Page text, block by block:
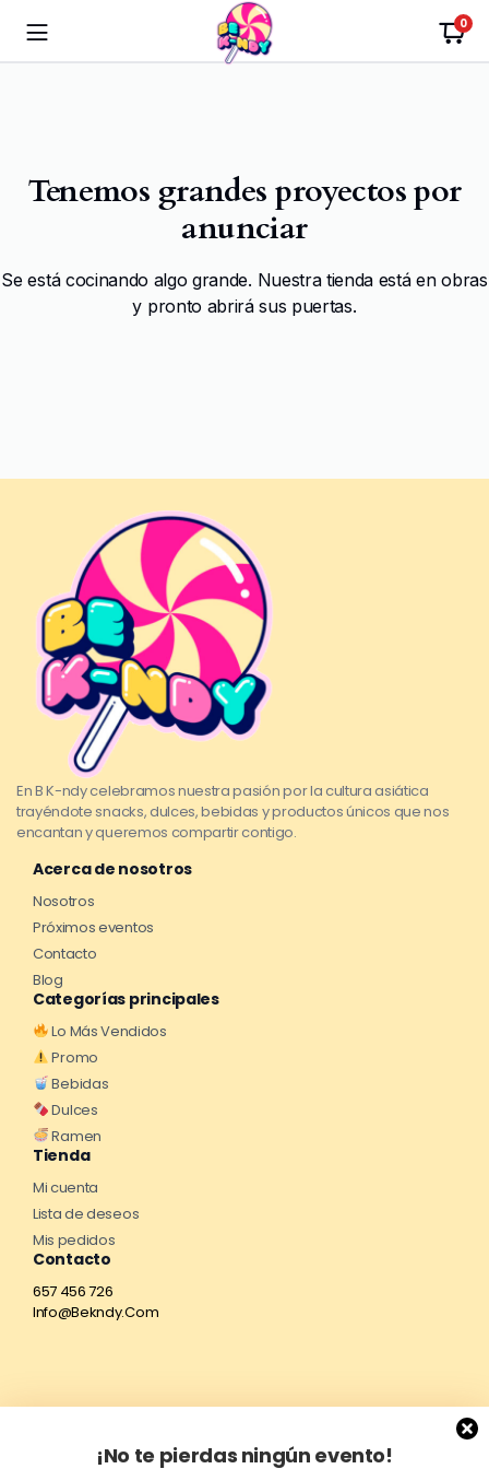
0
Tenemos grandes proyectos por
anunciar
Se está cocinando algo grande. Nuestra tienda está en obras
y pronto abrirá sus puertas.
En B K-ndy celebramos nuestra pasión por la cultura asiática
trayéndote snacks, dulces, bebidas y productos únicos que nos
encantan y queremos compartir contigo.
Acerca de nosotros
Nosotros
Próximos eventos
Contacto
Blog
Categorías principales
Lo Más Vendidos
Promo
Bebidas
Dulces
Ramen
Tienda
Mi cuenta
Lista de deseos
Mis pedidos
Contacto
657 456 726
Info@Bekndy.Com
¡No te pierdas ningún evento!